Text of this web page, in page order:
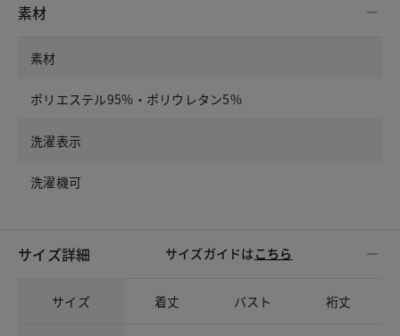
素材
素材
ポリエステル95%・ポリウレタン5%
洗濯表示
洗濯機可
サイズ詳細 サイズガイドは こちら
サイズ 着丈 バスト 裄丈